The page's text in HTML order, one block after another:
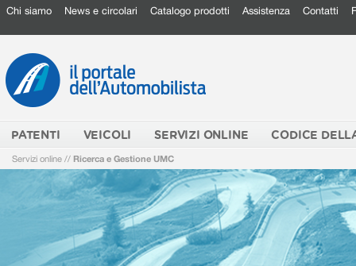
Chi siamo News e circolari Catalogo prodotti Assistenza Contatti
PATENTI VEICOLI SERVIZI ONLINE CODICE
Servizi online // Ricerca e Gestione UMC